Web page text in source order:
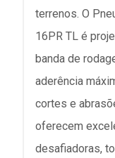
terrenos. O
16PR TL é
banda de
aderência
cortes e
oferecem
desafiadoras,